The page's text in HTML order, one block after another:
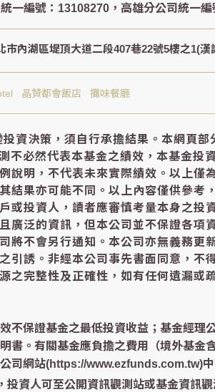
市內湖區堤頂大道二段407巷22號5樓之1(漢
晶贊都會飯店 攤味餐廳
資決策，須自行承擔結果。本網頁部
必然代表本基金之績效，本基金投
說明，不代表未來實際績效。以上僅
結果亦可能不同。以上內容僅供參考
或投資人，讀者應審慎考量本身之投
廣泛的資訊，但本公司並不保證各項
將不會另行通知。本公司亦無義務更
引誘。非經本公司事先書面同意，不
完整性及正確性，如有任何遺漏或
不保證基金之最低投資收益；基金經理
書。有關基金應負擔之費用（境外基金
司網站(https://www.ezfunds.com.tw)中
資人可至公開資訊觀測站或基金資訊